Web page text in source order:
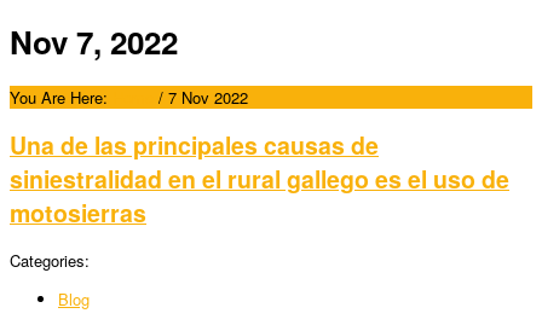
Nov 7, 2022
You Are Here: / 7 Nov 2022
Una de las principales causas de
siniestralidad en el rural gallego es el uso de
motosierras
Categories:
Blog